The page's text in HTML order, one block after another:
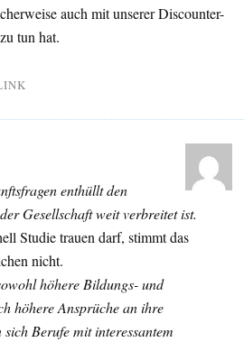
auch mit unserer Discounter-
tun hat.
enthüllt den
Gesellschaft weit verbreitet ist.
Studie trauen darf, stimmt das
nicht.
höhere Bildungs- und
höhere Ansprüche an ihre
Berufe mit interessantem